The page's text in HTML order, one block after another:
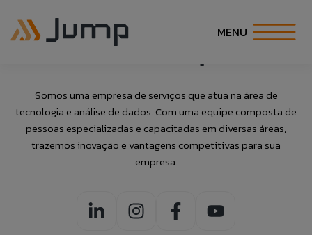
MENU
SOBRE NÓS
ESPECIALIDADES
Somos uma empresa de serviços que atua na área de
tecnologia e análise de dados. Com uma equipe composta de
pessoas especializadas e capacitadas em diversas áreas,
trazemos inovação e vantagens competitivas para sua
empresa.
Fale Conosco
Caso queira realizar alguma reclamação de
botão ao lado:
ACESSAR FORMULÁRIO ANÔNIMO.
Talk to Us
ACCESS ANONYMOUS FORM.
Banco de
Currículos
adicionar suas informações ao nosso banco